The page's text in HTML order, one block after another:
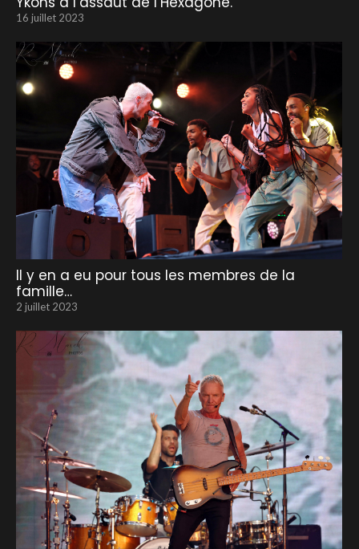
16 juillet 2023
Il y en a eu pour tous les membres de la
famille…
2 juillet 2023